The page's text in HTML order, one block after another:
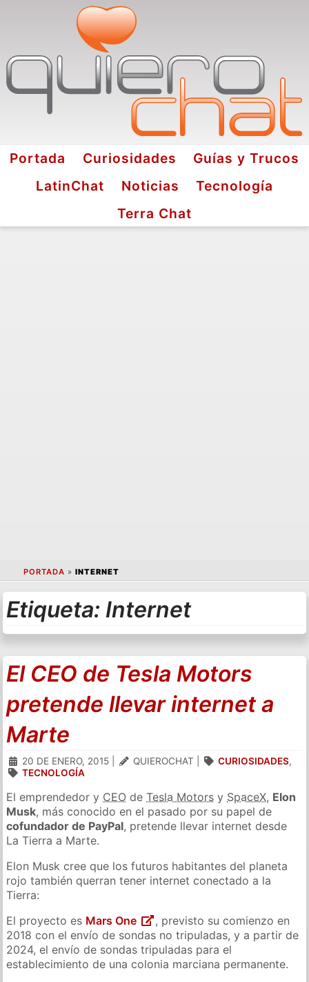
Portada Curiosidades
Guías y Trucos
LatinChat
Noticias
Tecnología
Terra Chat
PORTADA » INTERNET
Etiqueta: Internet
El CEO de Tesla Motors
pretende llevar internet a
Marte
20 DE ENERO, 2015 QUIEROCHAT CURIOSIDADES,
TECNOLOGÍA
El emprendedor y CEO deTesla Motors y SpaceX, Elon
Musk, más conocido en el pasado por su papel de
cofundador de PayPal, pretende llevar internet desde
La Tierra a Marte.
Elon Musk cree que los futuros habitantes del planeta
rojo también querran tener internet conectado a la
Tierra:
El proyecto es Mars One
, previsto su comienzo en
2018 con el envío de sondas no tripuladas, y a partir de
2024, el envío de sondas tripuladas para el
establecimiento de una colonia marciana permanente.